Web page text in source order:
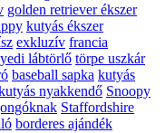
golden retriever ékszer
kutyás ékszer
exkluzív francia
lábtörlő törpe uszkár
baseball sapka kutyás
nyakkendő Snoopy
Staffordshire
borderes ajándék